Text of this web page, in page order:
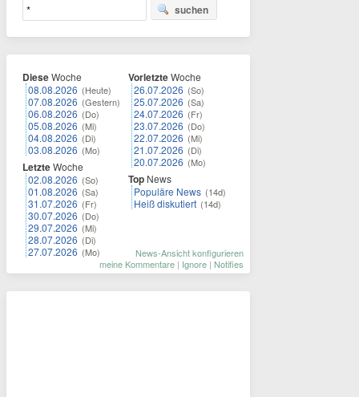
suchen
DieseWoche
08.08.2026 (Heute)
07.08.2026 (Gestern)
06.08.2026 (Do)
05.08.2026 (Mi)
04.08.2026 (Di)
03.08.2026 (Mo)
LetzteWoche
02.08.2026 (So)
01.08.2026 (Sa)
31.07.2026 (Fr)
30.07.2026 (Do)
29.07.2026 (Mi)
28.07.2026 (Di)
27.07.2026 (Mo)
VorletzteWoche
26.07.2026 (So)
25.07.2026 (Sa)
24.07.2026 (Fr)
23.07.2026 (Do)
22.07.2026 (Mi)
21.07.2026 (Di)
20.07.2026 (Mo)
Top News
Populäre News (14d)
Heiß diskutiert (14d)
News-Ansicht konfigurieren
meine Kommentare | Ignore | Notifies